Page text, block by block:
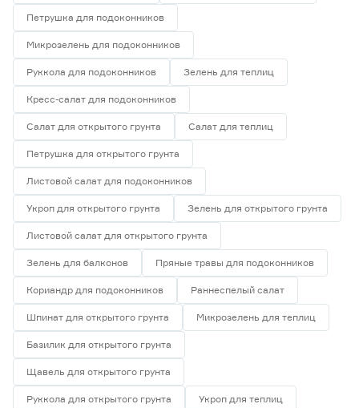
Петрушка для подоконников
Микрозелень для подоконников
Руккола для подоконников Зелень для теплиц
Кресс-салат для подоконников
Салат для открытого грунта Салат для теплиц
Петрушка для открытого грунта
Листовой салат для подоконников
Укроп для открытого грунта Зелень для открытого грунта
Листовой салат для открытого грунта
Зелень для балконов Пряные травы для подоконников
Кориандр для подоконников Раннеспелый салат
Шпинат для открытого грунта Микрозелень для теплиц
Базилик для открытого грунта
Щавель для открытого грунта
Руккола для открытого грунта Укроп для теплиц